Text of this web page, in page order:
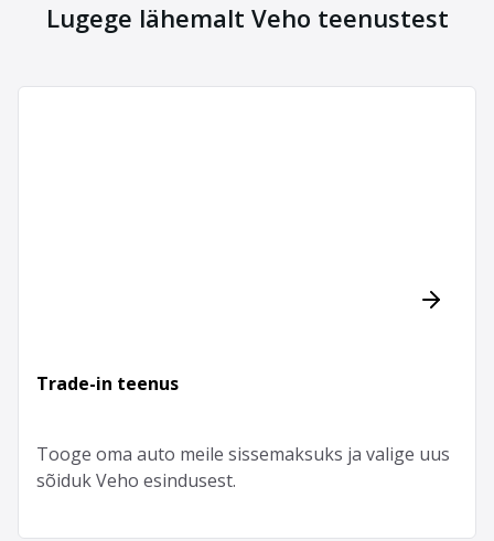
Lugege lähemalt Veho teenustest
Trade-in teenus
Tooge oma auto meile sissemaksuks ja valige uus
sõiduk Veho esindusest.